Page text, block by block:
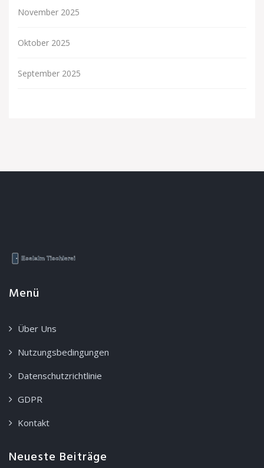
November 2025
Oktober 2025
September 2025
Menü
Über Uns
Nutzungsbedingungen
Datenschutzrichtlinie
GDPR
Kontakt
Neueste Beiträge